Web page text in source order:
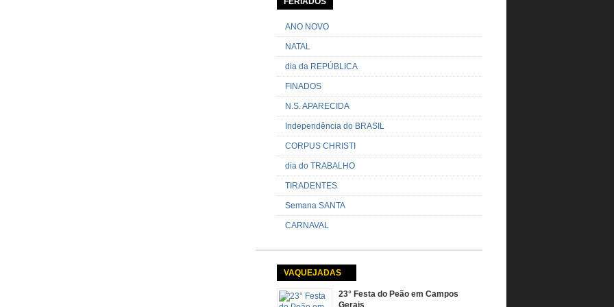
passando pela cidade e visitando a casa das pessoas,
onde são entoadas profecias […]
ANO NOVO
NATAL
dia da REPÚBLICA
FINADOS
N.S. APARECIDA
Independência do BRASIL
CORPUS CHRISTI
dia do TRABALHO
TIRADENTES
Semana SANTA
CARNAVAL
VAQUEJADAS
23° Festa do Peão em Campos
Gerais